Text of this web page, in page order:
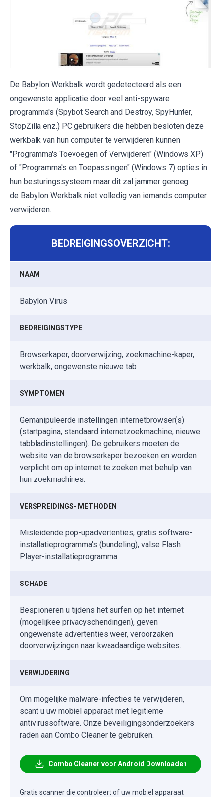
De Babylon Werkbalk wordt gedetecteerd als een
ongewenste applicatie door veel anti-spyware
programma's (Spybot Search and Destroy, SpyHunter,
StopZilla enz.) PC gebruikers die hebben besloten deze
werkbalk van hun computer te verwijderen kunnen
"Programma's Toevoegen of Verwijderen" (Windows XP)
of "Programma's en Toepassingen" (Windows 7) opties in
hun besturingssysteem maar dit zal jammer genoeg
de Babylon Werkbalk niet volledig van iemands computer
verwijderen.
BEDREIGINGSOVERZICHT:
NAAM
Babylon Virus
BEDREIGINGSTYPE
Browserkaper, doorverwijzing, zoekmachine-kaper,
werkbalk, ongewenste nieuwe tab
SYMPTOMEN
Gemanipuleerde instellingen internetbrowser(s)
(startpagina, standaard internetzoekmachine, nieuwe
tabbladinstellingen). De gebruikers moeten de
website van de browserkaper bezoeken en worden
verplicht om op internet te zoeken met behulp van
hun zoekmachines.
VERSPREIDINGS- METHODEN
Misleidende pop-upadvertenties, gratis software-
installatieprogramma's (bundeling), valse Flash
Player-installatieprogramma.
SCHADE
Bespioneren u tijdens het surfen op het internet
(mogelijkee privacyschendingen), geven
ongewenste advertenties weer, veroorzaken
doorverwijzingen naar kwaadaardige websites.
VERWIJDERING
Om mogelijke malware-infecties te verwijderen,
scant u uw mobiel apparaat met legitieme
antivirussoftware. Onze beveiligingsonderzoekers
raden aan Combo Cleaner te gebruiken.
Combo Cleaner voor Android Downloaden
Gratis scanner die controleert of uw mobiel apparaat